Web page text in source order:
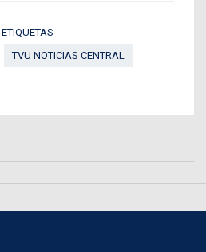
ETIQUETAS
TVU NOTICIAS CENTRAL